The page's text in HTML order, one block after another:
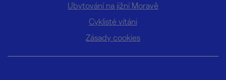
Ubytování na jižní Moravě
Cyklisté vítáni
Zásady cookies